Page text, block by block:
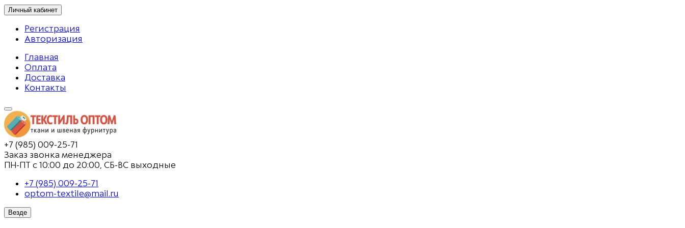
Личный кабинет
Регистрация
Авторизация
Главная
Оплата
Доставка
Контакты
+7 (985) 009-25-71
Заказ звонка менеджера
ПН-ПТ с 10:00 до 20:00, СБ-ВС выходные
+7 (985) 009-25-71
optom-textile@mail.ru
Везде